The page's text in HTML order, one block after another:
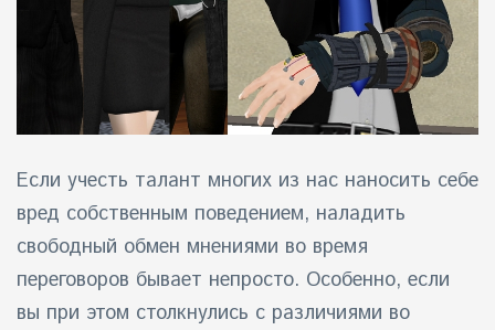
Если учесть талант многих из нас наносить себе
вред собственным поведением, наладить
свободный обмен мнениями во время
переговоров бывает непросто. Особенно, если
вы при этом столкнулись с различиями во